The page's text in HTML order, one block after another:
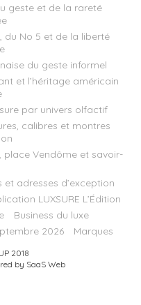
geste et de la rareté
du No 5 et de la liberté
du geste informel
et l’héritage américain
par univers olfactif
calibres et montres
place Vendôme et savoir-
adresses d’exception
LUXSURE L’Édition
Business du luxe
2026
Marques
2018
by SaaS Web